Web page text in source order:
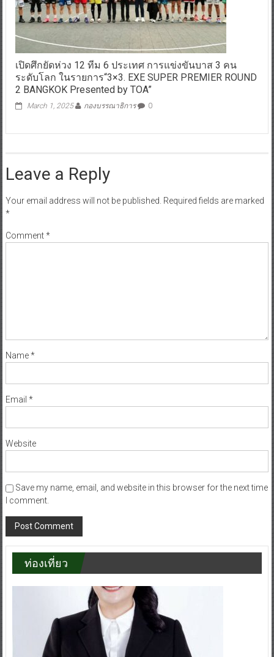
เปิดศึกยัดห่วง 12 ทีม 6 ประเทศ การแข่งขันบาส 3 คน
ระดับโลก ในรายการ“3×3. EXE SUPER PREMIER ROUND
2 BANGKOK Presented by TOA”
March 1, 2025 กองบรรณาธิการ 0
Leave a Reply
Your email address will not be published. Required fields are marked
*
Comment*
Name*
Email *
Website
Save my name, email, and website in this browser for the next time
I comment.
ท่องเที่ยว